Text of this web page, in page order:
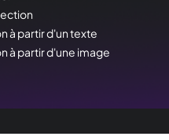
à partir d'un texte
à partir d'une image